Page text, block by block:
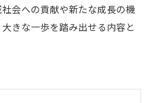
会への貢献や新たな成長の機
きな一歩を踏み出せる内容と